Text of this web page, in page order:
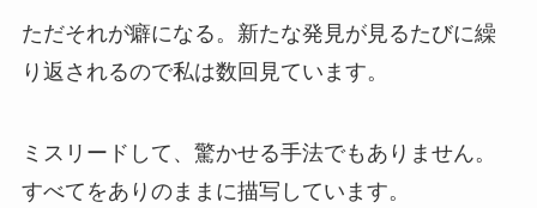
ただそれが癖になる。新たな発見が見るたびに繰
り返されるので私は数回見ています。
ミスリードして、驚かせる手法でもありません。
すべてをありのままに描写しています。